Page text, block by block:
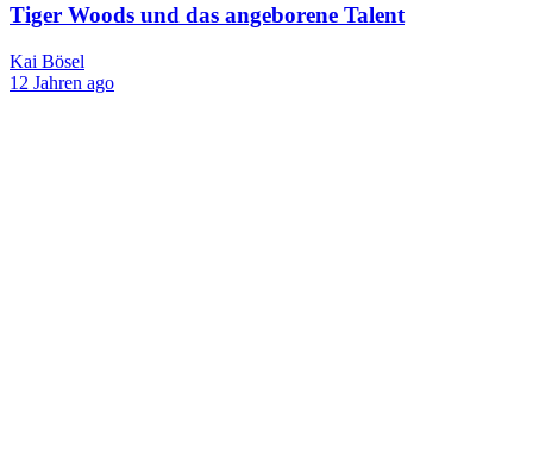
Tiger Woods und das angeborene Talent
Kai Bösel
12 Jahren ago